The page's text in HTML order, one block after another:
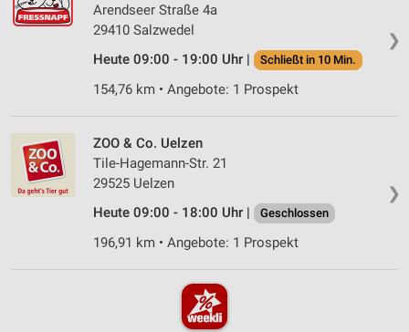
❯
Arendseer Straße 4a
29410 Salzwedel
Heute 09:00 - 19:00 Uhr |
Schließt in 10 Min.
154,76 km • Angebote: 1 Prospekt
❯
ZOO & Co. Uelzen
Tile-Hagemann-Str. 21
29525 Uelzen
Heute 09:00 - 18:00 Uhr |
Geschlossen
196,91 km • Angebote: 1 Prospekt